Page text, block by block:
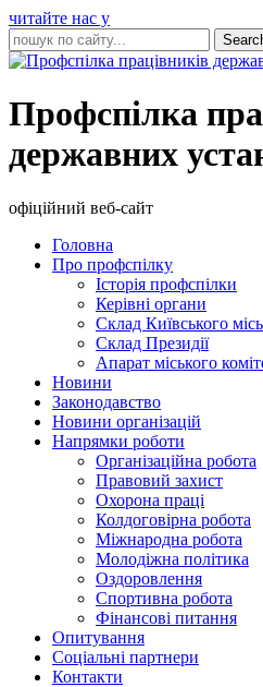
читайте нас у
Профспілка
державних
офіційний веб-сайт
Головна
Про профспілку
Історія профспілки
Керівні органи
Склад Київського
Склад Президії
Апарат міського
Новини
Законодавство
Новини організацій
Напрямки роботи
Організаційна робота
Правовий захист
Охорона праці
Колдоговірна робота
Міжнародна робота
Молодіжна політика
Оздоровлення
Спортивна робота
Фінансові питання
Опитування
Соціальні партнери
Контакти